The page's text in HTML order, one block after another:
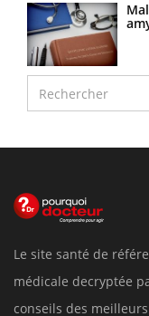
Le site santé de
médicale decryptée
conseils des